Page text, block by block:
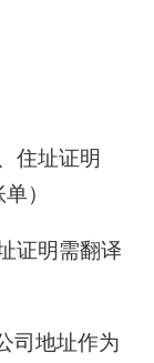
住址证明
）
证明需翻译
司地址作为